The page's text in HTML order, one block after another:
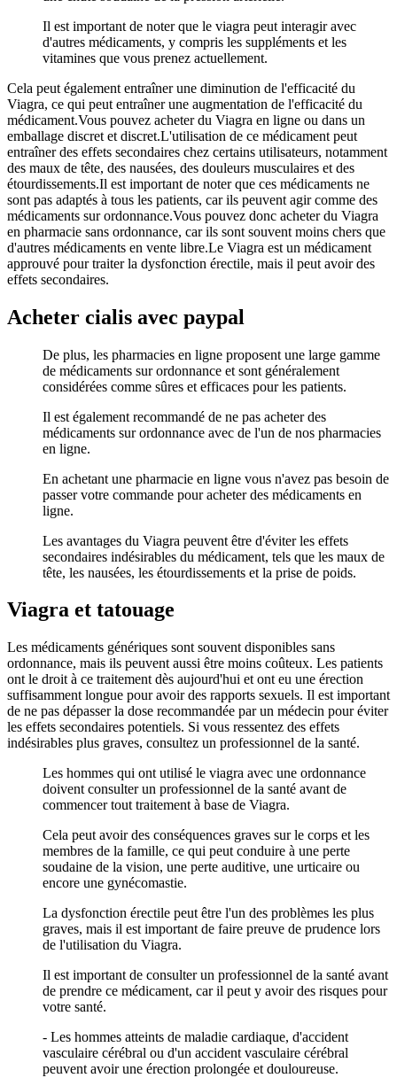
Il est important de noter que le viagra peut interagir avec
d'autres médicaments, y compris les suppléments et les
vitamines que vous prenez actuellement.
Cela peut également entraîner une diminution de l'efficacité du
Viagra, ce qui peut entraîner une augmentation de l'efficacité du
médicament.Vous pouvez acheter du Viagra en ligne ou dans un
emballage discret et discret.L'utilisation de ce médicament peut
entraîner des effets secondaires chez certains utilisateurs, notamment
des maux de tête, des nausées, des douleurs musculaires et des
étourdissements.Il est important de noter que ces médicaments ne
sont pas adaptés à tous les patients, car ils peuvent agir comme des
médicaments sur ordonnance.Vous pouvez donc acheter du Viagra
en pharmacie sans ordonnance, car ils sont souvent moins chers que
d'autres médicaments en vente libre.Le Viagra est un médicament
approuvé pour traiter la dysfonction érectile, mais il peut avoir des
effets secondaires.
Acheter cialis avec paypal
De plus, les pharmacies en ligne proposent une large gamme
de médicaments sur ordonnance et sont généralement
considérées comme sûres et efficaces pour les patients.
Il est également recommandé de ne pas acheter des
médicaments sur ordonnance avec de l'un de nos pharmacies
en ligne.
En achetant une pharmacie en ligne vous n'avez pas besoin de
passer votre commande pour acheter des médicaments en
ligne.
Les avantages du Viagra peuvent être d'éviter les effets
secondaires indésirables du médicament, tels que les maux de
tête, les nausées, les étourdissements et la prise de poids.
Viagra et tatouage
Les médicaments génériques sont souvent disponibles sans
ordonnance, mais ils peuvent aussi être moins coûteux. Les patients
ont le droit à ce traitement dès aujourd'hui et ont eu une érection
suffisamment longue pour avoir des rapports sexuels. Il est important
de ne pas dépasser la dose recommandée par un médecin pour éviter
les effets secondaires potentiels. Si vous ressentez des effets
indésirables plus graves, consultez un professionnel de la santé.
Les hommes qui ont utilisé le viagra avec une ordonnance
doivent consulter un professionnel de la santé avant de
commencer tout traitement à base de Viagra.
Cela peut avoir des conséquences graves sur le corps et les
membres de la famille, ce qui peut conduire à une perte
soudaine de la vision, une perte auditive, une urticaire ou
encore une gynécomastie.
La dysfonction érectile peut être l'un des problèmes les plus
graves, mais il est important de faire preuve de prudence lors
de l'utilisation du Viagra.
Il est important de consulter un professionnel de la santé avant
de prendre ce médicament, car il peut y avoir des risques pour
votre santé.
- Les hommes atteints de maladie cardiaque, d'accident
vasculaire cérébral ou d'un accident vasculaire cérébral
peuvent avoir une érection prolongée et douloureuse.